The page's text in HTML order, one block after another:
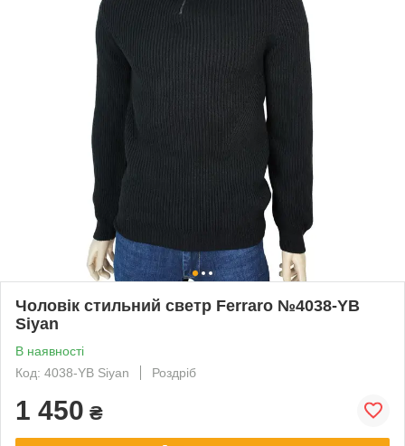
Чоловік стильний светр Ferraro №4038-YB
Siyan
В наявності
Код: 4038-YB Siyan
Роздріб
1 450 ₴